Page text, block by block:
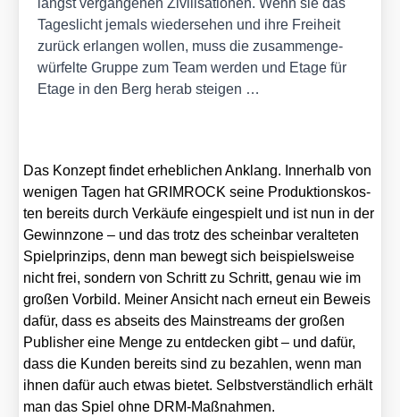
Tages­licht jemals wie­der­se­hen und ihre Frei­heit
zurück erlan­gen wol­len, muss die zusam­men­ge­
wür­fel­te Grup­pe zum Team wer­den und Eta­ge für
Eta­ge in den Berg her­ab stei­gen …
Das Kon­zept fin­det erheb­li­chen Anklang. Inner­halb von
weni­gen Tagen hat GRIMROCK sei­ne Pro­duk­ti­ons­kos­
ten bereits durch Ver­käu­fe ein­ge­spielt und ist nun in der
Gewinn­zo­ne – und das trotz des schein­bar ver­al­te­ten
Spiel­prin­zips, denn man bewegt sich bei­spiels­wei­se
nicht frei, son­dern von Schritt zu Schritt, genau wie im
gro­ßen Vor­bild. Mei­ner Ansicht nach erneut ein Beweis
dafür, dass es abseits des Main­streams der gro­ßen
Publisher eine Men­ge zu ent­de­cken gibt – und dafür,
dass die Kun­den bereits sind zu bezah­len, wenn man
ihnen dafür auch etwas bie­tet. Selbst­ver­ständ­lich erhält
man das Spiel ohne DRM-Maß­nah­men.